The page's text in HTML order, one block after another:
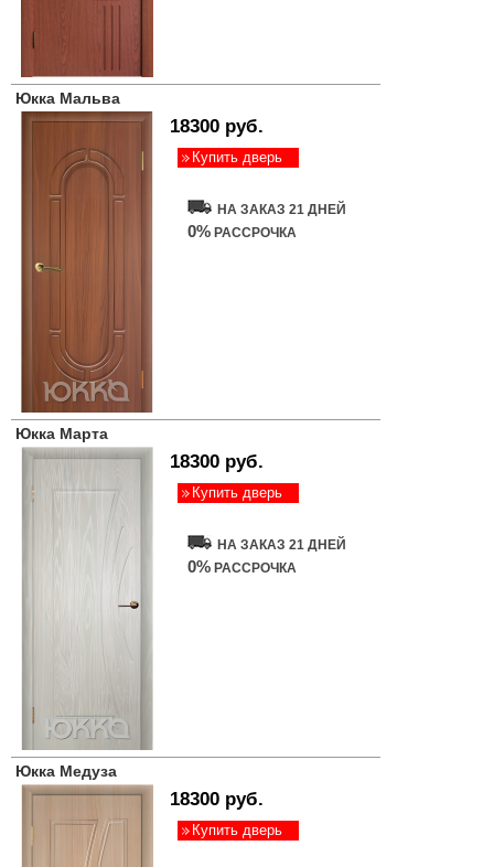
Юкка Мальва
18300 руб.
Купить дверь
НА ЗАКАЗ 21 ДНЕЙ
0% РАССРОЧКА
Юкка Марта
18300 руб.
Купить дверь
НА ЗАКАЗ 21 ДНЕЙ
0% РАССРОЧКА
Юкка Медуза
18300 руб.
Купить дверь